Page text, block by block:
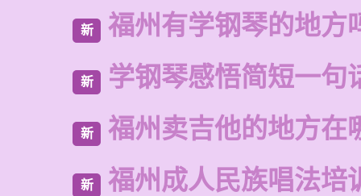
新 福州有学钢琴的地方
新 学钢琴感悟简短一句
新 福州卖吉他的地方在
新 福州成人民族唱法培